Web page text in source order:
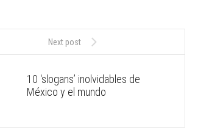
Next post
10 ‘slogans’ inolvidables de
México y el mundo